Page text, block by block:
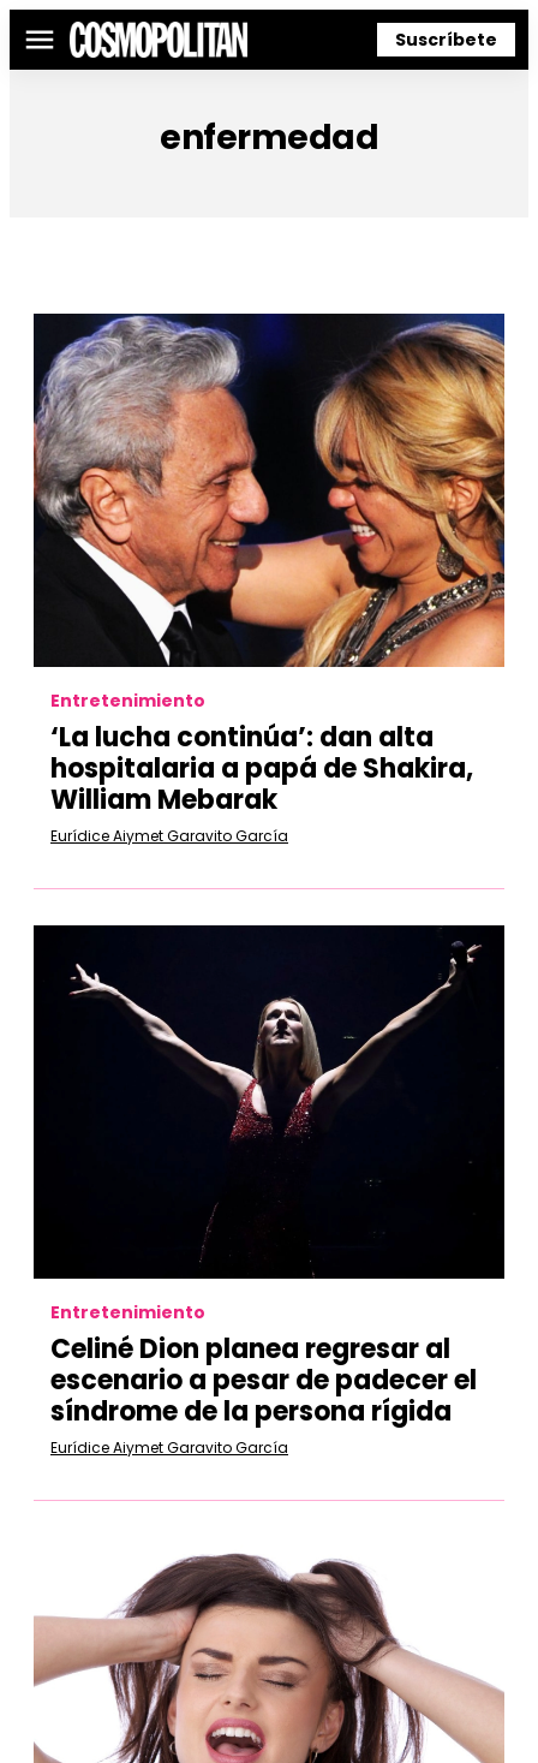
Menú Suscríbete
enfermedad
Entretenimiento
‘La lucha continúa’: dan alta
hospitalaria a papá de Shakira,
William Mebarak
Eurídice Aiymet Garavito García
Entretenimiento
Celiné Dion planea regresar al
escenario a pesar de padecer el
síndrome de la persona rígida
Eurídice Aiymet Garavito García